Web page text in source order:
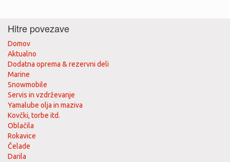
Hitre povezave
Domov
Aktualno
Dodatna oprema & rezervni deli
Marine
Snowmobile
Servis in vzdrževanje
Yamalube olja in maziva
Kovčki, torbe itd.
Oblačila
Rokavice
Čelade
Darila